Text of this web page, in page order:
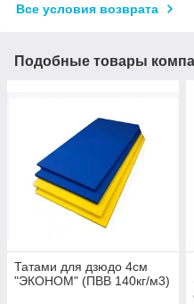
Все условия возврата
Подобные товары
Татами для дзюдо 4см
"ЭКОНОМ" (ПВВ 140кг/м3)